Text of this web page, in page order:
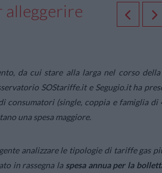
alleggerire
da cui stare alla larga nel corso della
SOStariffe.it e Segugio.it ha
(single, coppia e famiglia di
una spesa maggiore.
analizzare le tipologie di tariffe gas
in rassegna la spesa annua per la